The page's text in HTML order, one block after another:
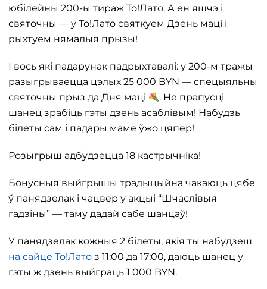
юбілейны 200-ы тираж То!Лато. А ён яшчэ і
святочны — у То!Лато святкуем Дзень маці і
рыхтуем нямалыя прызы!
І вось які падарунак падрыхтавалі: у 200-м тражы
разыгрываецца цэлых 25 000 BYN — спецыяльны
святочны прыз да Дня маці
. Не прапусці
шанец зрабіць гэты дзень асаблівым! Набудзь
білеты сам і падары маме ўжо цяпер!
Розыгрыш адбудзецца 18 кастрычніка!
Бонусныя выйгрышы традыцыйна чакаюць цябе
ў панядзелак і чацвер у акцыі “Шчаслівыя
гадзіны” — таму дадай сабе шанцаў!
У панядзелак кожныя 2 білеты, якія ты набудзеш
на сайце То!Лато з 11:00 да 17:00, даюць шанец у
гэты ж дзень выйграць 1 000 BYN.